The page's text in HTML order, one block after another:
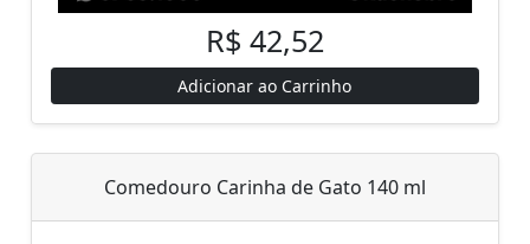
R$ 42,52
Adicionar ao Carrinho
Comedouro Carinha de Gato 140 ml